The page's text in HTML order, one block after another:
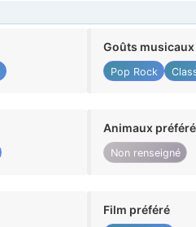
Goûts musicaux
Pop Rock
Animaux
Non renseigné
Film préféré